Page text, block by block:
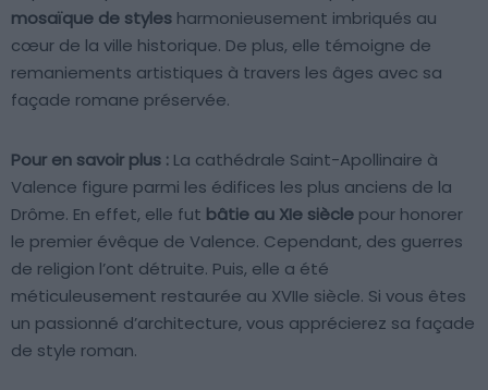
mosaïque de styles harmonieusement imbriqués au
cœur de la ville historique. De plus, elle témoigne de
remaniements artistiques à travers les âges avec sa
façade romane préservée.
Pour en savoir plus : La cathédrale Saint-Apollinaire à
Valence figure parmi les édifices les plus anciens de la
Drôme. En effet, elle fut bâtie au XIe siècle pour honorer
le premier évêque de Valence. Cependant, des guerres
de religion l’ont détruite. Puis, elle a été
méticuleusement restaurée au XVIIe siècle. Si vous êtes
un passionné d’architecture, vous apprécierez sa façade
de style roman.